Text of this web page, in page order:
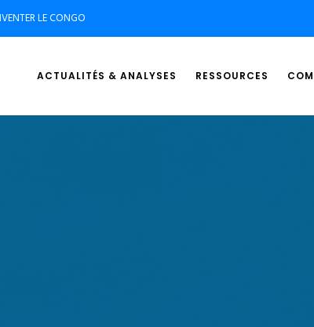
LE CONGO
ACTUALITÉS & ANALYSES RESSOURCES